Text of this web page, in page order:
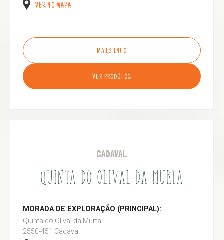
VER NO MAPA
MAIS INFO
VER PRODUTOS
CADAVAL
QUINTA DO OLIVAL DA MURTA
MORADA DE EXPLORAÇÃO (PRINCIPAL):
Quinta do Olival da Murta
2550-451 Cadaval